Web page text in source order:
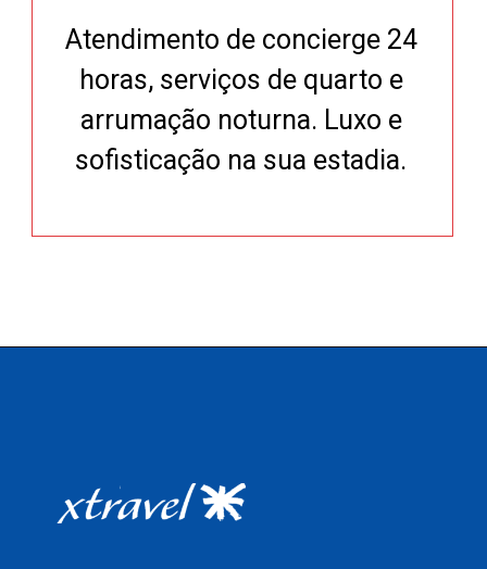
Atendimento de concierge 24
horas, serviços de quarto e
arrumação noturna. Luxo e
sofisticação na sua estadia.